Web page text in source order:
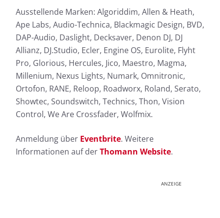
Ausstellende Marken: Algoriddim, Allen & Heath,
Ape Labs, Audio-Technica, Blackmagic Design, BVD,
DAP-Audio, Daslight, Decksaver, Denon DJ, DJ
Allianz, DJ.Studio, Ecler, Engine OS, Eurolite, Flyht
Pro, Glorious, Hercules, Jico, Maestro, Magma,
Millenium, Nexus Lights, Numark, Omnitronic,
Ortofon, RANE, Reloop, Roadworx, Roland, Serato,
Showtec, Soundswitch, Technics, Thon, Vision
Control, We Are Crossfader, Wolfmix.
Anmeldung über Eventbrite. Weitere
Informationen auf derThomann Website.
ANZEIGE